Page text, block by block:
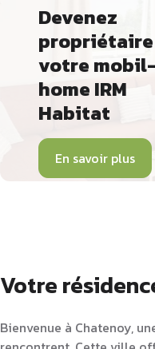
Devenez
votre mobil-
home IRM
Habitat
En savoir plus
Votre
Bienvenue à Chatenoy,